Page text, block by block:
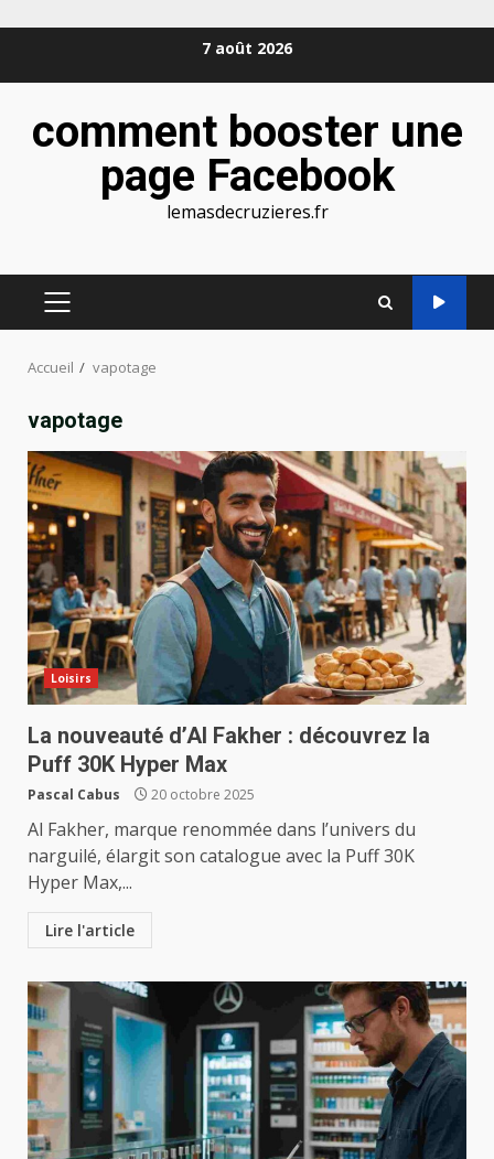
7 août 2026
comment booster une
page Facebook
lemasdecruzieres.fr
MENU
Accueil vapotage
vapotage
Loisirs
La nouveauté d’Al Fakher : découvrez la
Puff 30K Hyper Max
Pascal Cabus 20 octobre 2025
Al Fakher, marque renommée dans l’univers du
narguilé, élargit son catalogue avec la Puff 30K
Hyper Max,...
Lire l'article